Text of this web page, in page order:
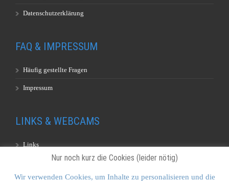
Datenschutzerklärung
FAQ & IMPRESSUM
Häufig gestellte Fragen
Impressum
LINKS & WEBCAMS
Links
Nur noch kurz die Cookies (leider nötig)
Wir verwenden Cookies, um Inhalte zu personalisieren und die